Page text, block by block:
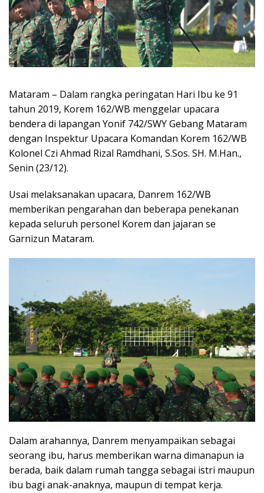
Mataram – Dalam rangka peringatan Hari Ibu ke 91
tahun 2019, Korem 162/WB menggelar upacara
bendera di lapangan Yonif 742/SWY Gebang Mataram
dengan Inspektur Upacara Komandan Korem 162/WB
Kolonel Czi Ahmad Rizal Ramdhani, S.Sos. SH. M.Han.,
Senin (23/12).
Usai melaksanakan upacara, Danrem 162/WB
memberikan pengarahan dan beberapa penekanan
kepada seluruh personel Korem dan jajaran se
Garnizun Mataram.
Dalam arahannya, Danrem menyampaikan sebagai
seorang ibu, harus memberikan warna dimanapun ia
berada, baik dalam rumah tangga sebagai istri maupun
ibu bagi anak-anaknya, maupun di tempat kerja.